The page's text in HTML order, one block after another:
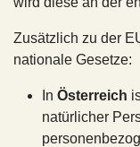
Zusätzlich zu der
nationale Gesetze:
In Österreich
natürlicher